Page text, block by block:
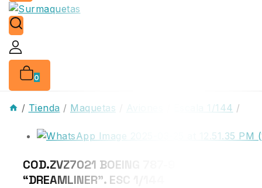
0
/ Tienda / Maquetas Escala 1/144 /
COD.ZVZ7021 BOEING 787-9
“DREAMLINER”. ESC 1/144